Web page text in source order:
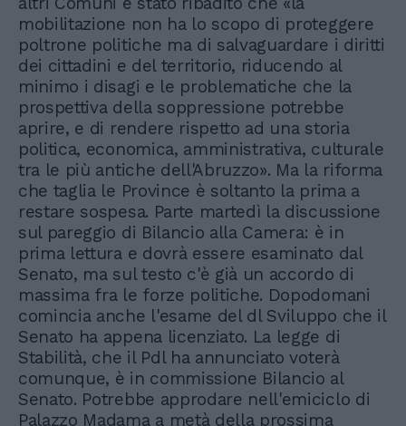
mobilitazione non ha lo scopo di proteggere
poltrone politiche ma di salvaguardare i diritti
dei cittadini e del territorio, riducendo al
minimo i disagi e le problematiche che la
prospettiva della soppressione potrebbe
aprire, e di rendere rispetto ad una storia
politica, economica, amministrativa, culturale
tra le più antiche dell'Abruzzo». Ma la riforma
che taglia le Province è soltanto la prima a
restare sospesa. Parte martedì la discussione
sul pareggio di Bilancio alla Camera: è in
prima lettura e dovrà essere esaminato dal
Senato, ma sul testo c'è già un accordo di
massima fra le forze politiche. Dopodomani
comincia anche l'esame del dl Sviluppo che il
Senato ha appena licenziato. La legge di
Stabilità, che il Pdl ha annunciato voterà
comunque, è in commissione Bilancio al
Senato. Potrebbe approdare nell'emiciclo di
Palazzo Madama a metà della prossima